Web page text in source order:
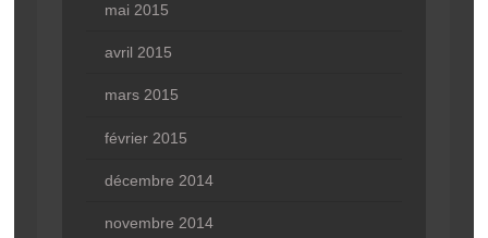
mai 2015
avril 2015
mars 2015
février 2015
décembre 2014
novembre 2014